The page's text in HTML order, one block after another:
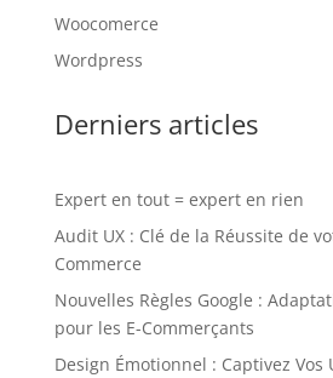
Woocomerce
Wordpress
Derniers articles
Expert en tout = expert en rien
Audit UX : Clé de la Réussite de
Commerce
Nouvelles Règles Google :
pour les E-Commerçants
Design Émotionnel : Captivez Vos